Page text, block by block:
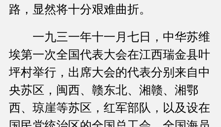
路，显然将十分艰难曲折。
一九三一年十一月七日，中华苏维
埃第一次全国代表大会在江西瑞金县叶
坪村举行，出席大会的代表分别来自中
央苏区，闽西、赣东北、湘赣、湘鄂
西、琼崖等苏区，红军部队，以及设在